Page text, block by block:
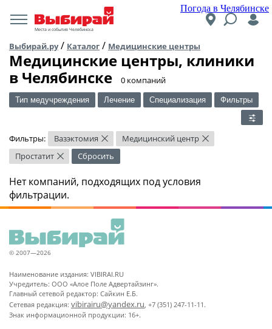
Погода в Челябинске
Места и события Челябинска
Выбирай.ру/ Каталог / Медицинские центры
Медицинские центры, клиники
в Челябинске
​0 компаний
Тип медучреждения Лечение Специализация Фильтры
Фильтры: Вазэктомия × Медицинский центр ×
Простатит × Сбросить
Нет компаний, подходящих под условия
фильтрации.
© 2007—2026
Наименование издания: VIBIRAI.RU
Учредитель: ООО «Алое Поле Адвертайзинг».
Главный сетевой редактор: Сайкин Е.Б.
Сетевая редакция: vibirairu@yandex.ru, +7 (351) 247-11-11.
Знак информационной продукции: 16+.